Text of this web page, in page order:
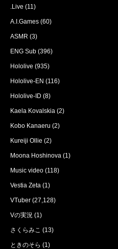
.Live (11)
A.I.Games (60)
ASMR (3)
ENG Sub (396)
Hololive (935)
Hololive-EN (116)
Hololive-ID (8)
Kaela Kovalskia (2)
Kobo Kanaeru (2)
Kureiji Ollie (2)
Moona Hoshinova (1)
Music video (118)
Vestia Zeta (1)
VTuber (27,128)
Vの実況 (1)
さくらみこ (13)
ときのそら (1)